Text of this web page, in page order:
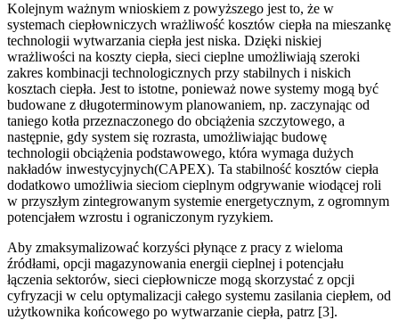
Kolejnym ważnym wnioskiem z powyższego jest to, że w
systemach ciepłowniczych wrażliwość kosztów ciepła na mieszankę
technologii wytwarzania ciepła jest niska. Dzięki niskiej
wrażliwości na koszty ciepła, sieci cieplne umożliwiają szeroki
zakres kombinacji technologicznych przy stabilnych i niskich
kosztach ciepła. Jest to istotne, ponieważ nowe systemy mogą być
budowane z długoterminowym planowaniem, np. zaczynając od
taniego kotła przeznaczonego do obciążenia szczytowego, a
następnie, gdy system się rozrasta, umożliwiając budowę
technologii obciążenia podstawowego, która wymaga dużych
nakładów inwestycyjnych(CAPEX). Ta stabilność kosztów ciepła
dodatkowo umożliwia sieciom cieplnym odgrywanie wiodącej roli
w przyszłym zintegrowanym systemie energetycznym, z ogromnym
potencjałem wzrostu i ograniczonym ryzykiem.
Aby zmaksymalizować korzyści płynące z pracy z wieloma
źródłami, opcji magazynowania energii cieplnej i potencjału
łączenia sektorów, sieci ciepłownicze mogą skorzystać z opcji
cyfryzacji w celu optymalizacji całego systemu zasilania ciepłem, od
użytkownika końcowego po wytwarzanie ciepła, patrz [3].